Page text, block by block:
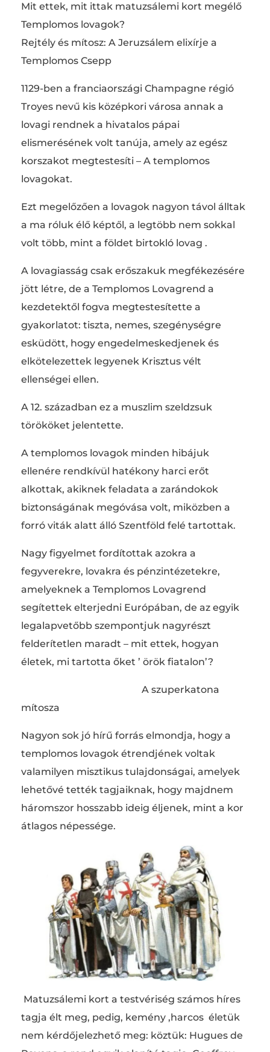
Mit ettek, mit ittak matuzsálemi kort megélő
Templomos lovagok?
Rejtély és mítosz: A Jeruzsálem elixírje a
Templomos Csepp
1129-ben a franciaországi Champagne régió
Troyes nevű kis középkori városa annak a
lovagi rendnek a hivatalos pápai
elismerésének volt tanúja, amely az egész
korszakot megtestesíti – A templomos
lovagokat.
Ezt megelőzően a lovagok nagyon távol álltak
a ma róluk élő képtől, a legtöbb nem sokkal
volt több, mint a földet birtokló lovag .
A lovagiasság csak erőszakuk megfékezésére
jött létre, de a Templomos Lovagrend a
kezdetektől fogva megtestesítette a
gyakorlatot: tiszta, nemes, szegénységre
esküdött, hogy engedelmeskedjenek és
elkötelezettek legyenek Krisztus vélt
ellenségei ellen.
A 12. században ez a muszlim szeldzsuk
törököket jelentette.
A templomos lovagok minden hibájuk
ellenére rendkívül hatékony harci erőt
alkottak, akiknek feladata a zarándokok
biztonságának megóvása volt, miközben a
forró viták alatt álló Szentföld felé tartottak.
Nagy figyelmet fordítottak azokra a
fegyverekre, lovakra és pénzintézetekre,
amelyeknek a Templomos Lovagrend
segítettek elterjedni Európában, de az egyik
legalapvetőbb szempontjuk nagyrészt
felderítetlen maradt – mit ettek, hogyan
életek, mi tartotta őket ’ örök fiatalon’?
A szuperkatona
mítosza
Nagyon sok jó hírű forrás elmondja, hogy a
templomos lovagok étrendjének voltak
valamilyen misztikus tulajdonságai, amelyek
lehetővé tették tagjaiknak, hogy majdnem
háromszor hosszabb ideig éljenek, mint a kor
átlagos népessége.
Matuzsálemi kort a testvériség számos híres
tagja élt meg, pedig, kemény ,harcos életük
nem kérdőjelezhető meg: köztük: Hugues de